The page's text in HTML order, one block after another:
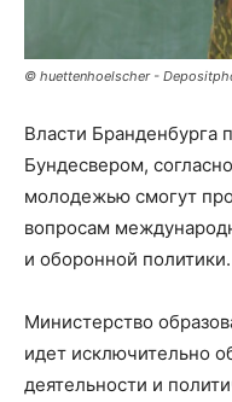
© huettenhoelscher -
Власти Бранденбурга
Бундесвером,
молодежью смогут
вопросам
и оборонной политики.
Министерство
идет исключительно
деятельности и